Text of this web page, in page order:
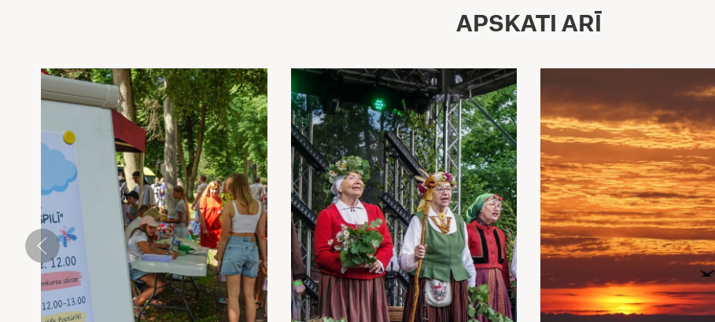
APSKATI ARĪ